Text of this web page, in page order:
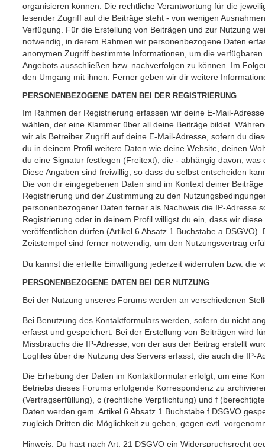
organisieren können. Die rechtliche Verantwortung für die
lesender Zugriff auf die Beiträge steht - von wenigen
Verfügung. Für die Erstellung von Beiträgen und zur Nutzung
notwendig, in derem Rahmen wir personenbezogene Daten
anonymen Zugriff bestimmte Informationen, um die
Angebots ausschließen bzw. nachverfolgen zu können. Im
den Umgang mit ihnen. Ferner geben wir dir weitere
PERSONENBEZOGENE DATEN BEI DER REGISTRIERUNG
Im Rahmen der Registrierung erfassen wir deine E-Mail-
wählen, der eine Klammer über all deine Beiträge bildet.
wir als Betreiber Zugriff auf deine E-Mail-Adresse, sofern du
du in deinem Profil weitere Daten wie deine Website, deinen
du eine Signatur festlegen (Freitext), die - abhängig davon,
Diese Angaben sind freiwillig, so dass du selbst entscheiden
Die von dir eingegebenen Daten sind im Kontext deiner
Registrierung und der Zustimmung zu den
personenbezogener Daten ferner als Nachweis die IP-Adresse
Registrierung oder in deinem Profil willigst du ein, dass wir
veröffentlichen dürfen (Artikel 6 Absatz 1 Buchstabe a
Zeitstempel sind ferner notwendig, um den Nutzungsvertrag
Du kannst die erteilte Einwilligung jederzeit widerrufen bzw. die
PERSONENBEZOGENE DATEN BEI DER NUTZUNG
Bei der Nutzung unseres Forums werden an verschiedenen
Bei Benutzung des Kontaktformulars werden, sofern du nicht
erfasst und gespeichert. Bei der Erstellung von Beiträgen wird
Missbrauchs die IP-Adresse, von der aus der Beitrag erstellt
Logfiles über die Nutzung des Servers erfasst, die auch die IP-
Die Erhebung der Daten im Kontaktformular erfolgt, um eine
Betriebs dieses Forums erfolgende Korrespondenz zu
(Vertragserfüllung), c (rechtliche Verpflichtung) und f
Daten werden gem. Artikel 6 Absatz 1 Buchstabe f DSGVO
zugleich Dritten die Möglichkeit zu geben, gegen evtl.
Hinweis: Du hast nach Art. 21 DSGVO ein Widerspruchsrecht